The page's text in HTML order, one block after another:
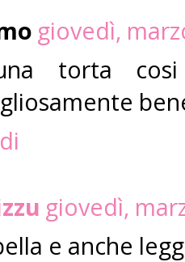
giovedì,
torta
giovedì,
e anche